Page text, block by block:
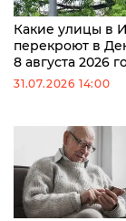
Какие улицы в
перекроют в
8 августа 2026
31.07.2026 14:00